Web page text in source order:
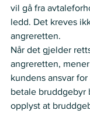
vil gå fra
ledd. Det kreves
angreretten.
Når det gjelder
angreretten,
kundens ansvar
betale bruddgebyr
opplyst at